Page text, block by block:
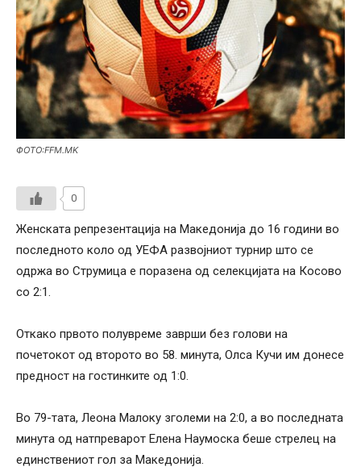
ФОТО:FFM.MK
0
Женската репрезентација на Македонија до 16 години во
последното коло од УЕФА развојниот турнир што се
одржа во Струмица е поразена од селекцијата на Косово
со 2:1.
Откако првото полувреме заврши без голови на
почетокот од второто во 58. минута, Олса Кучи им донесе
предност на гостинките од 1:0.
Во 79-тата, Леона Малоку зголеми на 2:0, а во последната
минута од натпреварот Елена Наумоска беше стрелец на
единствениот гол за Македонија.